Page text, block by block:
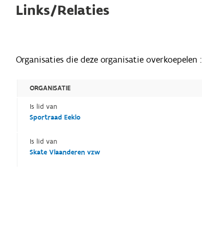
Links/Relaties
Organisaties die deze organisatie overkoepelen :
ORGANISATIE
Is lid van
Sportraad Eeklo
Is lid van
Skate Vlaanderen vzw